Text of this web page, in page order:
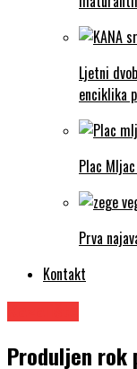
Ljetni
enciklika
Plac
Prva
Kontakt
Produljen rok